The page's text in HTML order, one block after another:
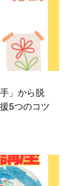
」から脱
5つのコツ